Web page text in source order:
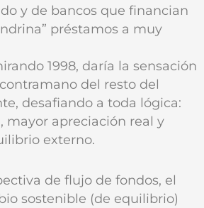
y de bancos que financian
préstamos a muy
1998, daría la sensación
del resto del
desafiando a toda lógica:
mayor apreciación real y
externo.
de flujo de fondos, el
sostenible (de equilibrio)